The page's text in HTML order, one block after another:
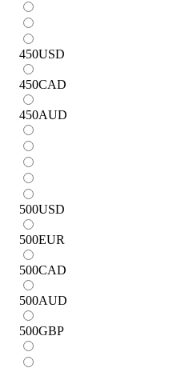
450USD
450CAD
450AUD
500USD
500EUR
500CAD
500AUD
500GBP